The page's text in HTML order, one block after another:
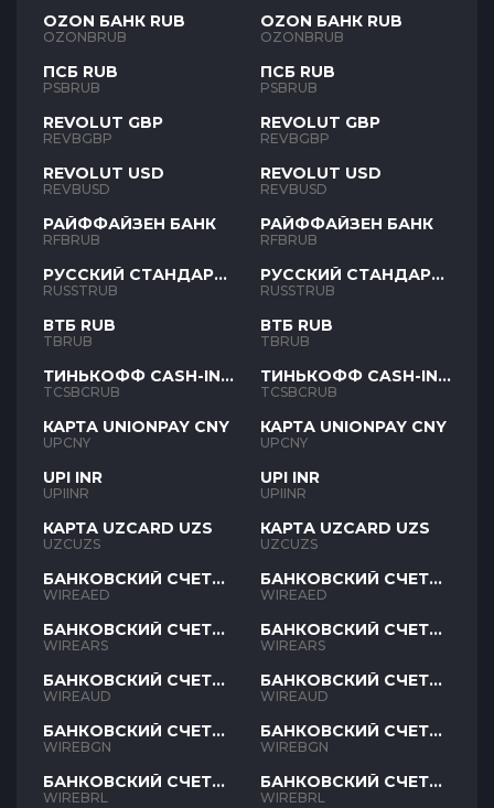
OZON БАНК RUB
OZONBRUB
ПСБ RUB
PSBRUB
REVOLUT GBP
REVBGBP
REVOLUT USD
REVBUSD
РАЙФФАЙЗЕН БАНК
RFBRUB
РУССКИЙ СТАНДАРТ
RUB
RUSSTRUB
ВТБ RUB
TBRUB
ТИНЬКОФФ CASH-IN
RUB
TCSBCRUB
КАРТА UNIONPAY CNY
UPCNY
UPI INR
UPIINR
КАРТА UZCARD UZS
UZCUZS
БАНКОВСКИЙ СЧЕТ
AED
WIREAED
БАНКОВСКИЙ СЧЕТ
ARS
WIREARS
БАНКОВСКИЙ СЧЕТ
AUD
WIREAUD
БАНКОВСКИЙ СЧЕТ
BGN
WIREBGN
БАНКОВСКИЙ СЧЕТ
BRL
WIREBRL
OZON БАНК RUB
OZONBRUB
ПСБ RUB
PSBRUB
REVOLUT GBP
REVBGBP
REVOLUT USD
REVBUSD
РАЙФФАЙЗЕН БАНК
RFBRUB
РУССКИЙ СТАНДАРТ
RUB
RUSSTRUB
ВТБ RUB
TBRUB
ТИНЬКОФФ CASH-IN
RUB
TCSBCRUB
КАРТА UNIONPAY CNY
UPCNY
UPI INR
UPIINR
КАРТА UZCARD UZS
UZCUZS
БАНКОВСКИЙ СЧЕТ
AED
WIREAED
БАНКОВСКИЙ СЧЕТ
ARS
WIREARS
БАНКОВСКИЙ СЧЕТ
AUD
WIREAUD
БАНКОВСКИЙ СЧЕТ
BGN
WIREBGN
БАНКОВСКИЙ СЧЕТ
BRL
WIREBRL